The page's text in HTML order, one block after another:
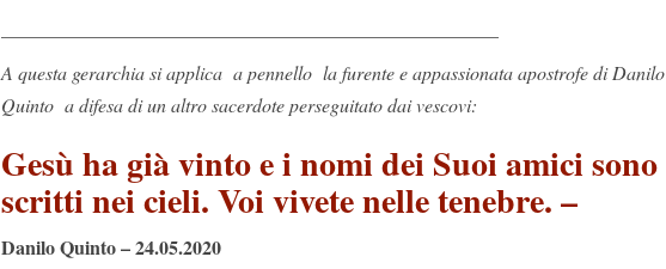
A questa gerarchia si applica a pennello la furente e appassionata apostrofe di Danilo
Quinto a difesa di un altro sacerdote perseguitato dai vescovi:
Gesù ha già vinto e i nomi dei Suoi amici sono
scritti nei cieli. Voi vivete nelle tenebre. –
Danilo Quinto – 24.05.2020